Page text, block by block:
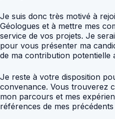
Je suis donc très motivé à
Géologues et à mettre mes
service de vos projets. Je
pour vous présenter ma
de ma contribution potentielle
Je reste à votre disposition
convenance. Vous trouverez
mon parcours et mes
références de mes